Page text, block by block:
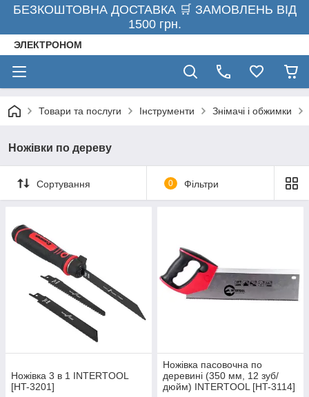
БЕЗКОШТОВНА ДОСТАВКА 🛒 ЗАМОВЛЕНЬ ВІД
1500 грн.
ЭЛЕКТРОНОМ
Товари та послуги Інструменти Знімачі і обжимки
Ножівки по дереву
Сортування 0 Фільтри
Ножівка 3 в 1 INTERTOOL
[HT-3201]
Ножівка пасовочна по
деревині (350 мм, 12 зуб/
дюйм) INTERTOOL [HT-3114]